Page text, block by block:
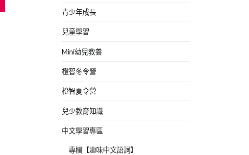
青少年成長
兒童學習
Mini幼兒教養
橙智冬令營
橙智夏令營
兒少教育知識
中文學習專區
專欄【趣味中文語詞】